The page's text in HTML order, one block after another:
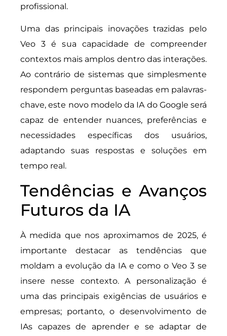
profissional.
Uma das principais inovações trazidas pelo
Veo 3 é sua capacidade de compreender
contextos mais amplos dentro das interações.
Ao contrário de sistemas que simplesmente
respondem perguntas baseadas em palavras-
chave, este novo modelo da IA do Google será
capaz de entender nuances, preferências e
necessidades específicas dos usuários,
adaptando suas respostas e soluções em
tempo real.
Tendências e Avanços
Futuros da IA
À medida que nos aproximamos de 2025, é
importante destacar as tendências que
moldam a evolução da IA e como o Veo 3 se
insere nesse contexto. A personalização é
uma das principais exigências de usuários e
empresas; portanto, o desenvolvimento de
IAs capazes de aprender e se adaptar de